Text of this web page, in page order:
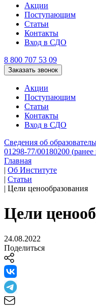
Акции
Поступающим
Статьи
Контакты
Вход в СДО
8 800 707 53 09
Заказать звонок
Акции
Поступающим
Статьи
Контакты
Вход в СДО
Сведения об
01298-77/00180200
Главная
| Об Институте
| Статьи
| Цели ценообразования
Цели
24.08.2022
Поделиться